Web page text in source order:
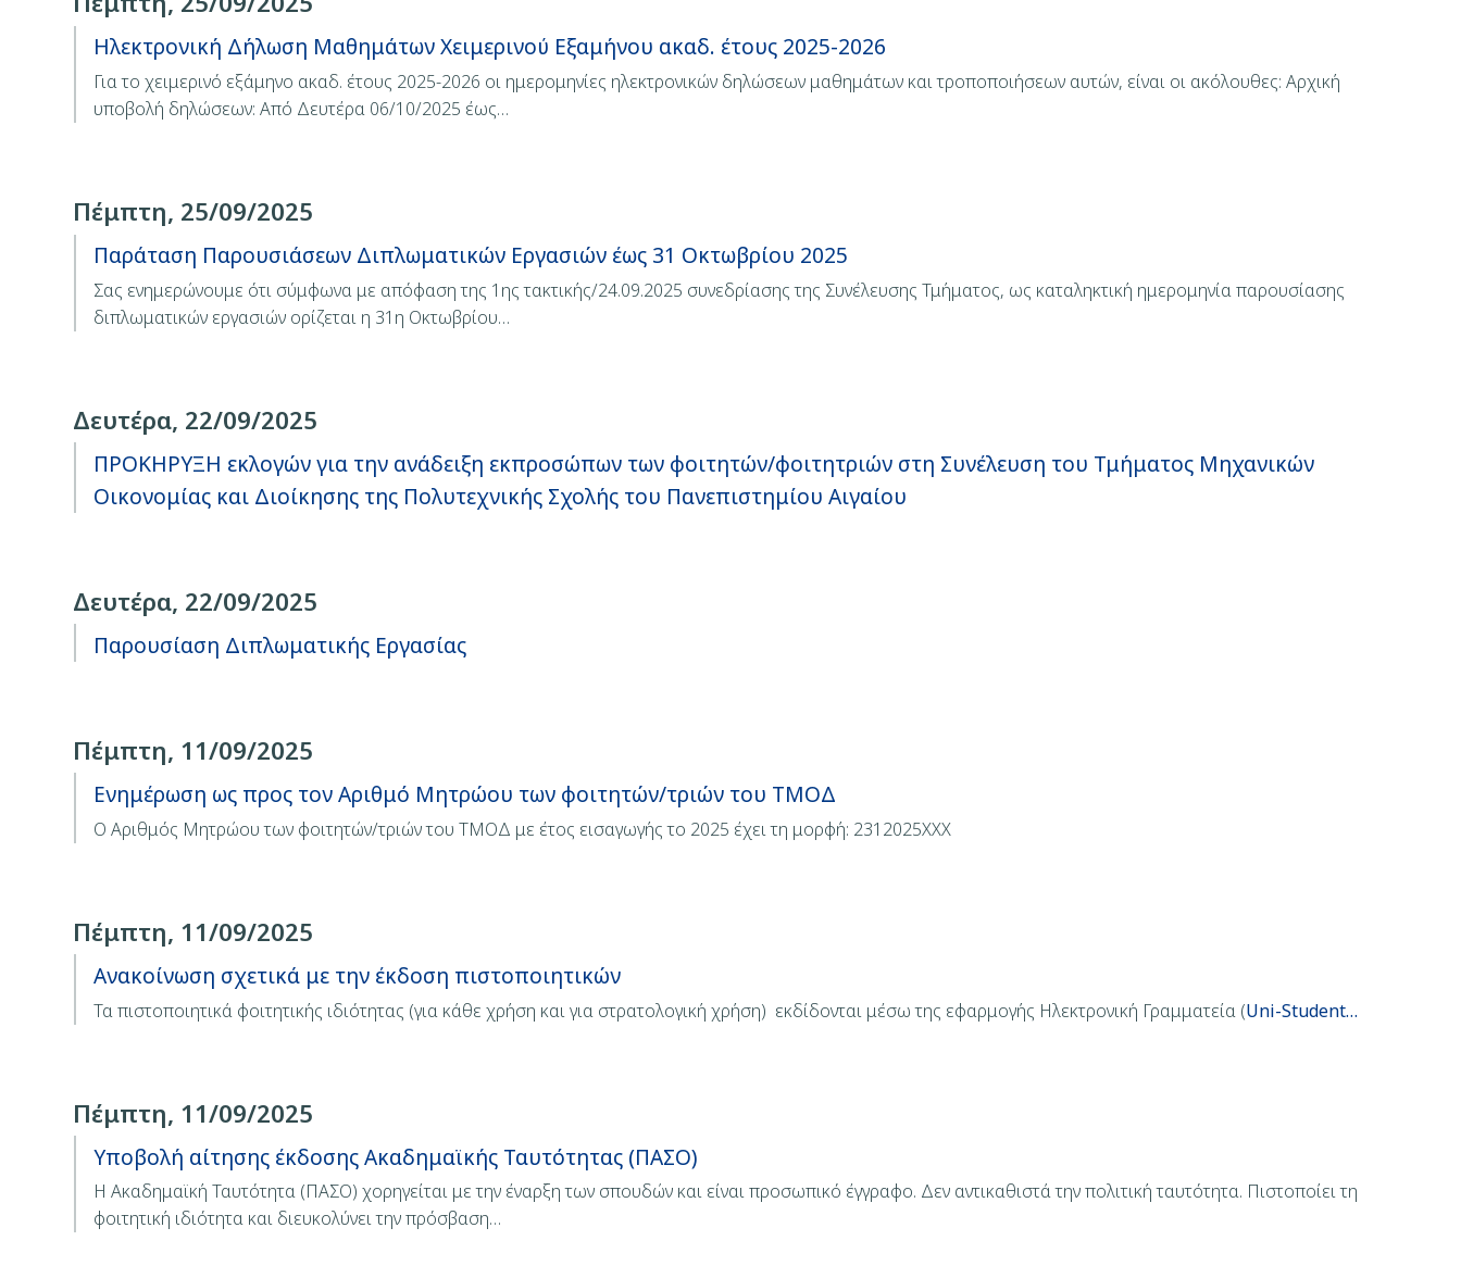
Ηλεκτρονική Δήλωση Μαθημάτων Χειμερινού Εξαμήνου ακαδ. έτους 2025-2026
Για το χειμερινό εξάμηνο ακαδ. έτους 2025-2026 οι ημερομηνίες ηλεκτρονικών δηλώσεων μαθημάτων και τροποποιήσεων αυτών, είναι οι ακόλουθες: Αρχική
υποβολή δηλώσεων: Από Δευτέρα 06/10/2025 έως…
Πέμπτη, 25/09/2025
Παράταση Παρουσιάσεων Διπλωματικών Εργασιών έως 31 Οκτωβρίου 2025
Σας ενημερώνουμε ότι σύμφωνα με απόφαση της 1ης τακτικής/24.09.2025 συνεδρίασης της Συνέλευσης Τμήματος, ως καταληκτική ημερομηνία παρουσίασης
διπλωματικών εργασιών ορίζεται η 31η Οκτωβρίου…
Δευτέρα, 22/09/2025
ΠΡΟΚΗΡΥΞΗ εκλογών για την ανάδειξη εκπροσώπων των φοιτητών/φοιτητριών στη Συνέλευση του Τμήματος Μηχανικών
Οικονομίας και Διοίκησης της Πολυτεχνικής Σχολής του Πανεπιστημίου Αιγαίου
Δευτέρα, 22/09/2025
Παρουσίαση Διπλωματικής Εργασίας
Πέμπτη, 11/09/2025
Ενημέρωση ως προς τον Αριθμό Μητρώου των φοιτητών/τριών του ΤΜΟΔ
Ο Αριθμός Μητρώου των φοιτητών/τριών του ΤΜΟΔ με έτος εισαγωγής το 2025 έχει τη μορφή: 2312025ΧΧΧ
Πέμπτη, 11/09/2025
Ανακοίνωση σχετικά με την έκδοση πιστοποιητικών
Τα πιστοποιητικά φοιτητικής ιδιότητας (για κάθε χρήση και για στρατολογική χρήση) εκδίδονται μέσω της εφαρμογής Ηλεκτρονική Γραμματεία (Uni-Student…
Πέμπτη, 11/09/2025
Υποβολή αίτησης έκδοσης Ακαδημαϊκής Ταυτότητας (ΠΑΣΟ)
Η Ακαδημαϊκή Ταυτότητα (ΠΑΣΟ) χορηγείται με την έναρξη των σπουδών και είναι προσωπικό έγγραφο. Δεν αντικαθιστά την πολιτική ταυτότητα. Πιστοποίει τη
φοιτητική ιδιότητα και διευκολύνει την πρόσβαση…